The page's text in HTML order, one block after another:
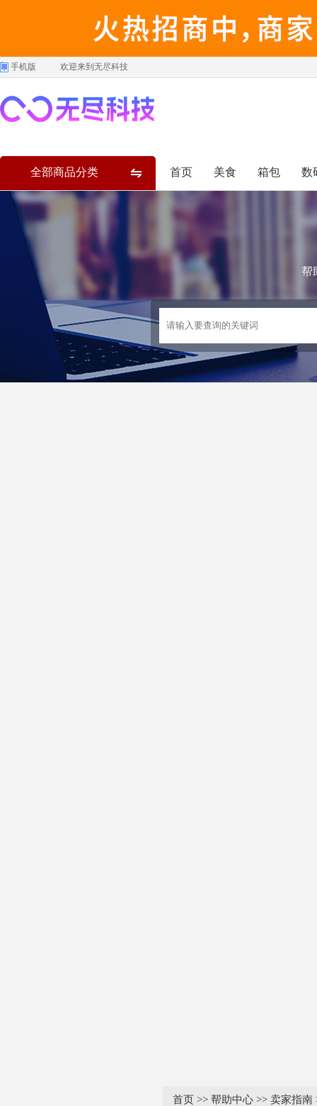
手机版 欢迎来到无尽科技
全部商品分类 首页 美食 箱包 数
帮
首页 >> 帮助中心 >> 卖家指南